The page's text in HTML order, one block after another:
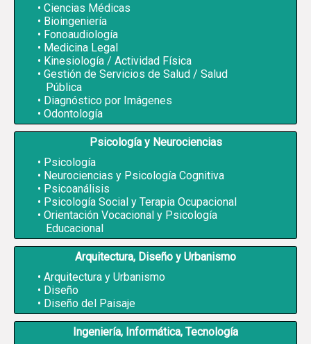
Ciencias Médicas
Bioingeniería
Fonoaudiología
Medicina Legal
Kinesiología / Actividad Física
Gestión de Servicios de Salud / Salud
Pública
Diagnóstico por Imágenes
Odontología
Psicología y Neurociencias
Psicología
Neurociencias y Psicología Cognitiva
Psicoanálisis
Psicología Social y Terapia Ocupacional
Orientación Vocacional y Psicología
Educacional
Arquitectura, Diseño y Urbanismo
Arquitectura y Urbanismo
Diseño
Diseño del Paisaje
Ingeniería, Informática, Tecnología